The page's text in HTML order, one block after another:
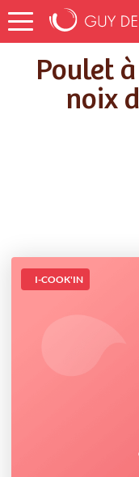
Accueil
Recettes
Poulet à l'ananas et aux
Poulet
noix
I-COOK'IN